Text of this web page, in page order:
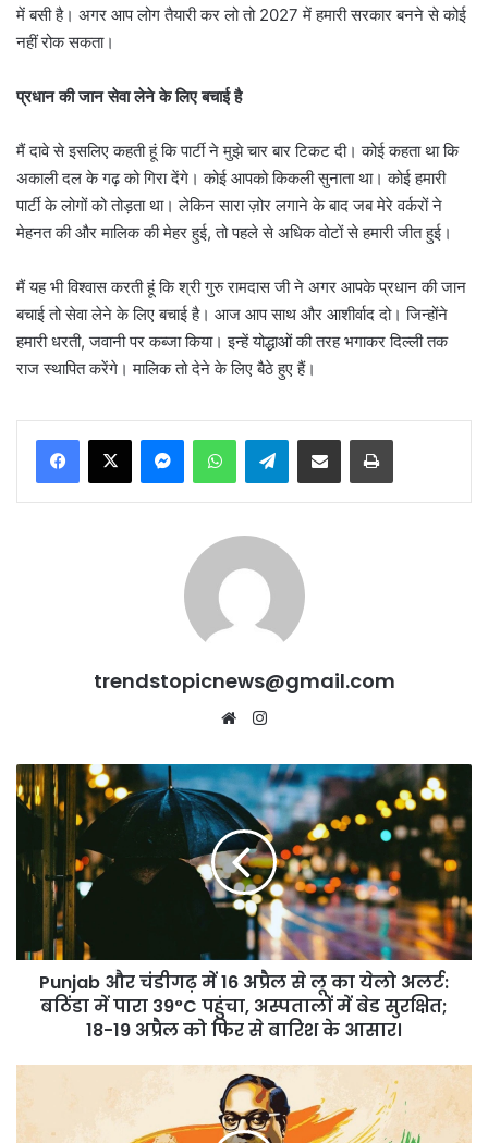
में बसी है। अगर आप लोग तैयारी कर लो तो 2027 में हमारी सरकार बनने से कोई
नहीं रोक सकता।
प्रधान की जान सेवा लेने के लिए बचाई है
मैं दावे से इसलिए कहती हूं कि पार्टी ने मुझे चार बार टिकट दी। कोई कहता था कि
अकाली दल के गढ़ को गिरा देंगे। कोई आपको किकली सुनाता था। कोई हमारी
पार्टी के लोगों को तोड़ता था। लेकिन सारा ज़ोर लगाने के बाद जब मेरे वर्करों ने
मेहनत की और मालिक की मेहर हुई, तो पहले से अधिक वोटों से हमारी जीत हुई।
मैं यह भी विश्वास करती हूं कि श्री गुरु रामदास जी ने अगर आपके प्रधान की जान
बचाई तो सेवा लेने के लिए बचाई है। आज आप साथ और आशीर्वाद दो। जिन्होंने
हमारी धरती, जवानी पर कब्जा किया। इन्हें योद्धाओं की तरह भगाकर दिल्ली तक
राज स्थापित करेंगे। मालिक तो देने के लिए बैठे हुए हैं।
MessengerWhatsAppTelegramShare via Email Print
trendstopicnews@gmail.com
Website
Punjab
और
चंडीगढ़
16
अप्रैल
का
अलर्ट:
Punjab और चंडीगढ़ में 16 अप्रैल से लू का येलो अलर्ट:
बठिंडा में पारा 39°C पहुंचा, अस्पतालों में बेड सुरक्षित;
18-19 अप्रैल को फिर से बारिश के आसार।